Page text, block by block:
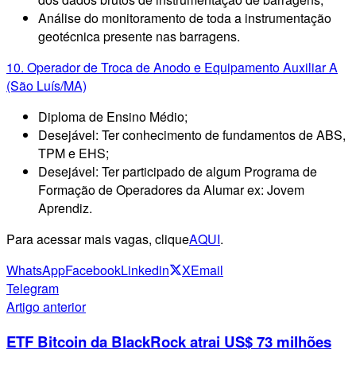
Análise do monitoramento de toda a instrumentação
geotécnica presente nas barragens.
10. Operador de Troca de Anodo e Equipamento Auxiliar A
(São Luís/MA)
Diploma de Ensino Médio;
Desejável: Ter conhecimento de fundamentos de ABS,
TPM e EHS;
Desejável: Ter participado de algum Programa de
Formação de Operadores da Alumar ex: Jovem
Aprendiz.
Para acessar mais vagas, cliqueAQUI.
WhatsAppFacebookLinkedin XEmail
Telegram
Artigo anterior
ETF Bitcoin da BlackRock atrai US$ 73 milhões